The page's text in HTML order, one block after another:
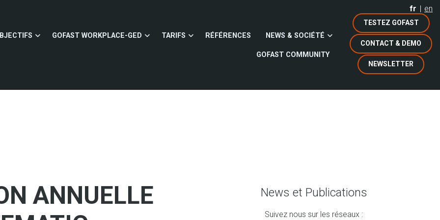
fr en
TESTEZ GOFAST
CONTACT & DEMO
NEWSLETTER
GOFAST WORKPLACE-GED TARIFS RÉFÉRENCES NEWS & SOCIÉTÉ
GOFAST COMMUNITY
ANNUELLE
News et Publications
Suivez nous sur les réseaux :